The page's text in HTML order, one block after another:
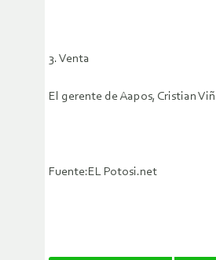
3. Venta
El gerente de Aapos, Cristian
Fuente:EL Potosi.net